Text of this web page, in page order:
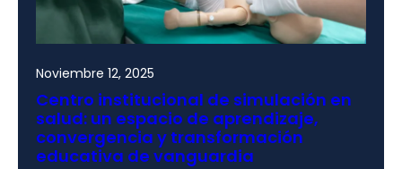
Noviembre 12, 2025
Centro institucional de simulación en
salud: un espacio de aprendizaje,
convergencia y transformación
educativa de vanguardia